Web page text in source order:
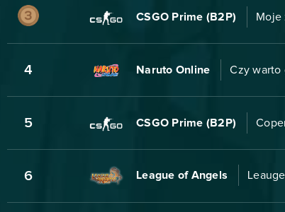
CSGO Prime (B2P) Moje
4 Naruto Online Czy warto
5 CSGO Prime (B2P)
6 League of Angels